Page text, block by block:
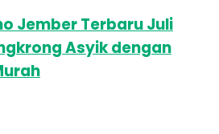
Jember Terbaru Juli
Asyik dengan